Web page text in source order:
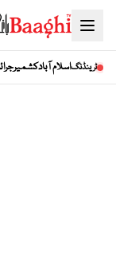
ٹرینڈنگاسلام آبادکشمیر